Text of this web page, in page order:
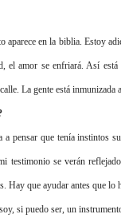
aparece en la biblia. Estoy
el amor se enfriará. Así
La gente está inmunizada
pensar que tenía instintos
testimonio se verán
Hay que ayudar antes que lo
si puedo ser, un